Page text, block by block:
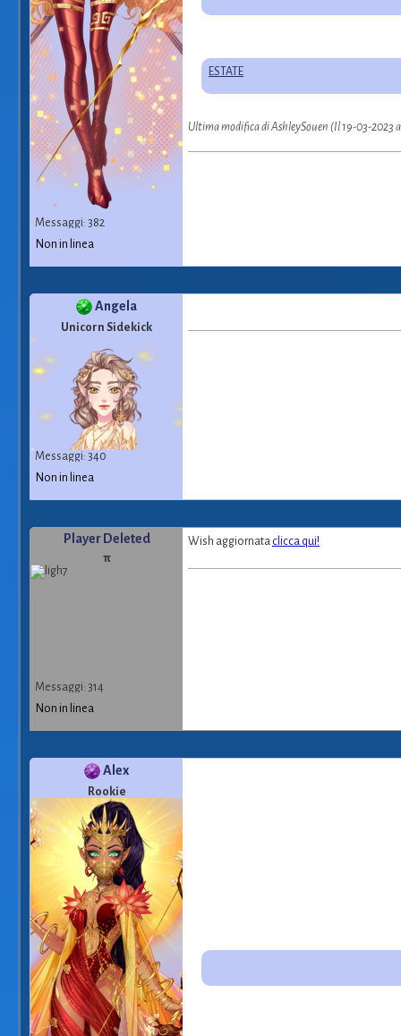
Messaggi: 382
ESTATE
Ultima modifica di AshleySouen (Il 19-03-2023
Non in linea
Angela
Unicorn Sidekick
Messaggi: 340
Non in linea
Player Deleted
π
Messaggi: 314
Wish aggiornata clicca qui!
Non in linea
Alex
Rookie